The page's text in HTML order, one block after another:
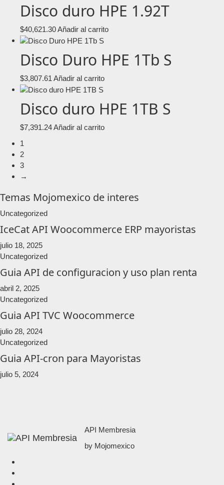
Disco duro HPE 1.92T
$40,621.30Añadir al carrito
Disco Duro HPE 1Tb S
$3,807.61 Añadir al carrito
Disco duro HPE 1TB S
$7,391.24Añadir al carrito
1
2
3
→
Temas Mojomexico de interes
Uncategorized
IceCat API Woocommerce ERP mayoristas
julio 18, 2025
Uncategorized
Guia API de configuracion y uso plan renta
abril 2, 2025
Uncategorized
Guia API TVC Woocommerce
julio 28, 2024
Uncategorized
Guia API-cron para Mayoristas
julio 5, 2024
API Membresia
by Mojomexico